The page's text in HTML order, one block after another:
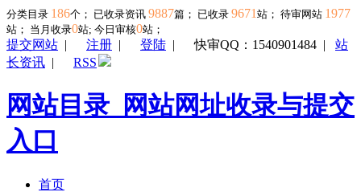
分类目录 186个； 已收录资讯 9887篇； 已收录 9671 站； 待审网站 1977
站； 当月收录0站; 今日审核0站；
提交网站 | 注册 | 登陆 |快审QQ：1540901484 | 站
长资讯 | RSS
网站目录_网站网址收录与提交
入口
首页